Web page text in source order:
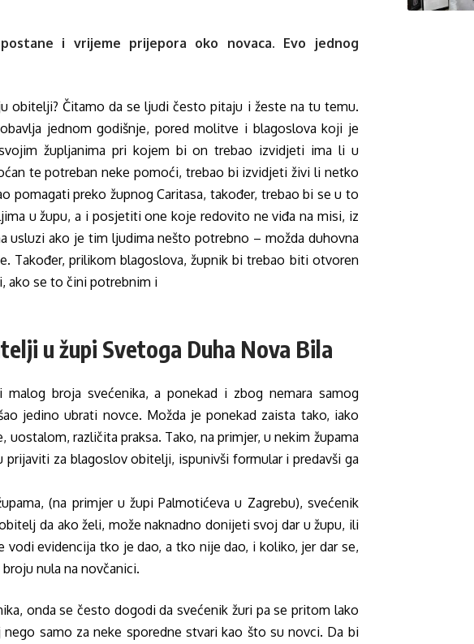
i vrijeme prijepora oko novaca. Evo jednog
obitelji? Čitamo da se ljudi često pitaju i žeste na tu temu.
jednom godišnje, pored molitve i blagoslova koji je
župljanima pri kojem bi on trebao izvidjeti ima li u
te potreban neke pomoći, trebao bi izvidjeti živi li netko
pomagati preko župnog Caritasa, također, trebao bi se u to
u župu, a i posjetiti one koje redovito ne viđa na misi, iz
usluzi ako je tim ljudima nešto potrebno – možda duhovna
Također, prilikom blagoslova, župnik bi trebao biti otvoren
ako se to čini potrebnim i
u župi Svetoga Duha Nova Bila
broja svećenika, a ponekad i zbog nemara samog
jedino ubrati novce. Možda je ponekad zaista tako, iako
uostalom, različita praksa. Tako, na primjer, u nekim župama
prijaviti za blagoslov obitelji, ispunivši formular i predavši ga
(na primjer u župi Palmotićeva u Zagrebu), svećenik
da ako želi, može naknadno donijeti svoj dar u župu, ili
evidencija tko je dao, a tko nije dao, i koliko, jer dar se,
nula na novčanici.
onda se često dogodi da svećenik žuri pa se pritom lako
samo za neke sporedne stvari kao što su novci. Da bi